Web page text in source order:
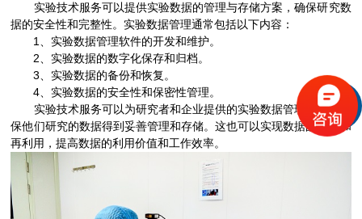
实验技术服务可以提供实验数据的管理与存储方案，确保研究数
据的安全性和完整性。实验数据管理通常包括以下内容：
1、实验数据管理软件的开发和维护。
2、实验数据的数字化保存和归档。
3、实验数据的备份和恢复。
4、实验数据的安全性和保密性管理。
实验技术服务可以为研究者和企业提供的实验数据管理技术，确
保他们研究的数据得到妥善管理和存储。这也可以实现数据的共享和
再利用，提高数据的利用价值和工作效率。